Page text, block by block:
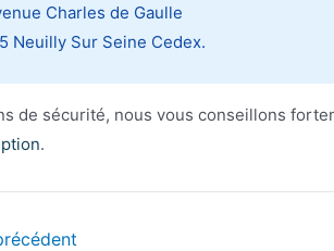
Charles de Gaulle
Neuilly Sur Seine Cedex.
de sécurité, nous vous conseillons
.